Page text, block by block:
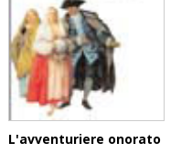
L'avventuriere onorato